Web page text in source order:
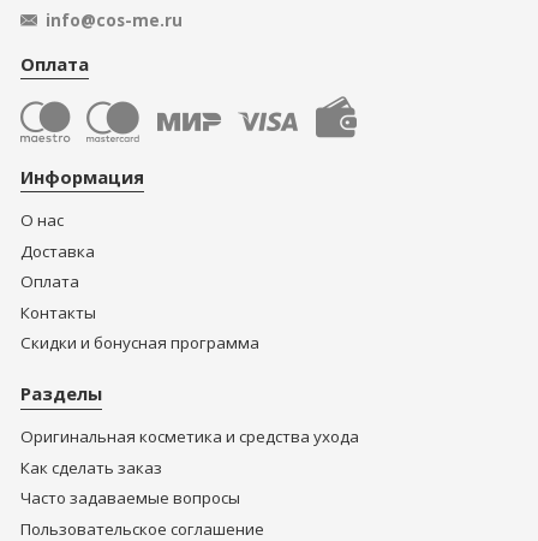
info@cos-me.ru
Оплата
Информация
О нас
Доставка
Оплата
Контакты
Скидки и бонусная программа
Разделы
Оригинальная косметика и средства ухода
Как сделать заказ
Часто задаваемые вопросы
Пользовательское соглашение